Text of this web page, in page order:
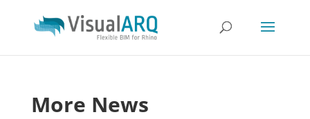
More News